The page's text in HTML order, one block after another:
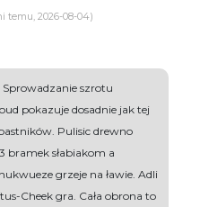
temu, 2026-08-04)
szrotu
pokazuje dosadnie jak tej
Pulisic drewno
bramek słabiakom a
grzeje na ławie. Adli
Cheek gra. Cała obrona to